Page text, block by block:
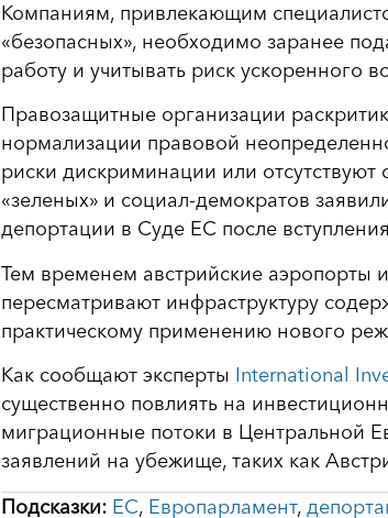
Компаниям, привлекающим
«безопасных», необходимо заранее
работу и учитывать риск ускоренного
Правозащитные организации
нормализации правовой
риски дискриминации или отсутствуют
«зеленых» и социал-демократов
депортации в Суде ЕС после
Тем временем австрийские аэропорты
пересматривают инфраструктуру
практическому применению нового
Как сообщают эксперты International
существенно повлиять на
миграционные потоки в Центральной
заявлений на убежище, таких как
Подсказки: ЕС, Европарламент,